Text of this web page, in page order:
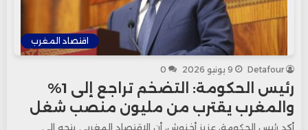
اقتصاد المغرب
Detafour 9 يونيو 2026 0
رئيس الحكومة: التضخم تراجع إلى 1%
والمغرب يقترب من مليون منصب شغل
أكد رئيس الحكومة، عزيز أخنوش، أن الاقتصاد المغربي يتجه إلى